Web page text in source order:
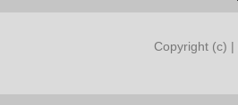
Copyright (c) |